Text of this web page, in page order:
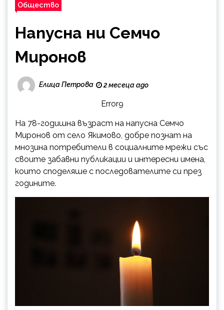
Общество
Напусна ни Семчо
Миронов
Елица Петрова 2 месеца ago
Error9
На 78-годишна възраст на напусна Семчо
Миронов от село Якимово, добре познат на
мнозина потребители в социалните мрежи със
своите забавни публикации и интересни имена,
които споделяше с последователите си през
годините.